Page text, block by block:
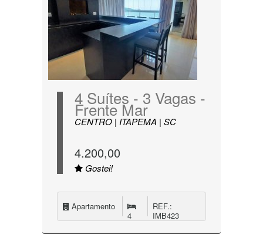
4 Suítes - 3 Vagas -
Frente Mar
CENTRO | ITAPEMA | SC
4.200,00
Gostei!
Apartamento
4
REF.:
IMB423